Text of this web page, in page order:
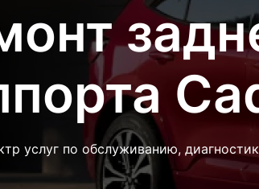
услуг по обслуживанию,